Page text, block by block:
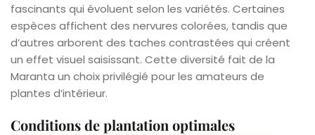
fascinants qui évoluent selon les variétés. Certaines
espèces affichent des nervures colorées, tandis que
d’autres arborent des taches contrastées qui créent
un effet visuel saisissant. Cette diversité fait de la
Maranta un choix privilégié pour les amateurs de
plantes d’intérieur.
Conditions de plantation optimales